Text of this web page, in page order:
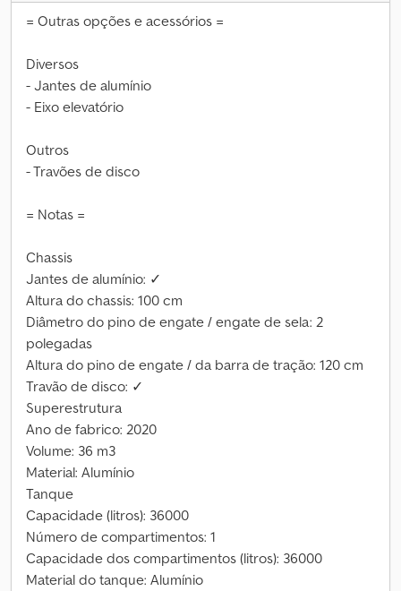
= Outras opções e acessórios =
Diversos
- Jantes de alumínio
- Eixo elevatório
Outros
- Travões de disco
= Notas =
Chassis
Jantes de alumínio: ✓
Altura do chassis: 100 cm
Diâmetro do pino de engate / engate de sela: 2
polegadas
Altura do pino de engate / da barra de tração: 120 cm
Travão de disco: ✓
Superestrutura
Ano de fabrico: 2020
Volume: 36 m3
Material: Alumínio
Tanque
Capacidade (litros): 36000
Número de compartimentos: 1
Capacidade dos compartimentos (litros): 36000
Material do tanque: Alumínio